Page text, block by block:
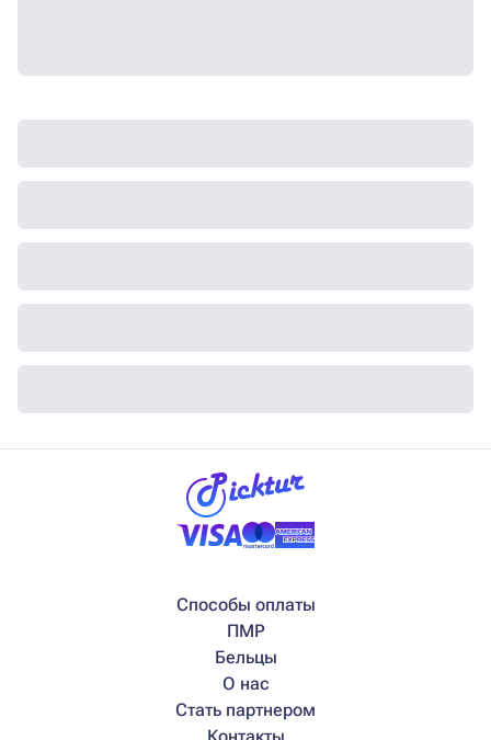
Способы оплаты
ПМР
Бельцы
О нас
Стать партнером